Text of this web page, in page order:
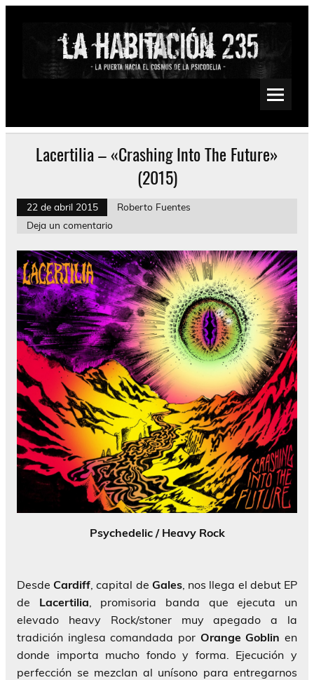
Saltar
Psychedelic, Stoner, Doom, Sludge, Fuzz, Space, Drone
Lacertilia – «Crashing Into The Future»
(2015)
22 de abril 2015
Roberto Fuentes
Deja un comentario
Psychedelic / Heavy Rock
DesdeCardiff , capital de Gales, nos llega el debut EP
de Lacertilia , promisoria banda que ejecuta un
elevado heavy Rock/stoner muy apegado a la
tradición inglesa comandada por Orange Goblin en
donde importa mucho fondo y forma. Ejecución y
perfección se mezclan al unísono para entregarnos